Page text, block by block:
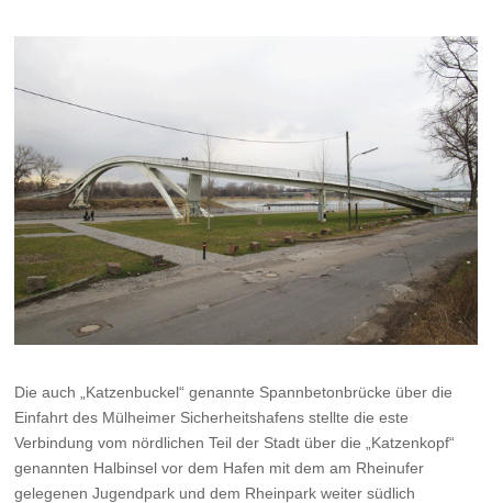
Die auch „Katzenbuckel“ genannte Spannbetonbrücke über die
Einfahrt des Mülheimer Sicherheitshafens stellte die este
Verbindung vom nördlichen Teil der Stadt über die „Katzenkopf“
genannten Halbinsel vor dem Hafen mit dem am Rheinufer
gelegenen Jugendpark und dem Rheinpark weiter südlich